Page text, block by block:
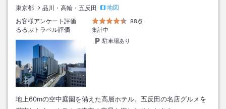
東京都 品川・高輪・五反田
地図
お客様アンケート評価
88点
るるぶトラベル評価
集計中
駐車場あり
地上60mの空中庭園を備えた高層ホテル。五反田の名店グルメを